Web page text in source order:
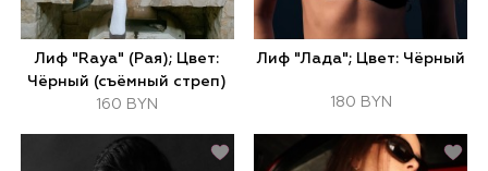
Лиф "Raya" (Рая); Цвет:
Чёрный (съёмный стреп)
160 BYN
Лиф "Лада"; Цвет: Чёрный
180 BYN